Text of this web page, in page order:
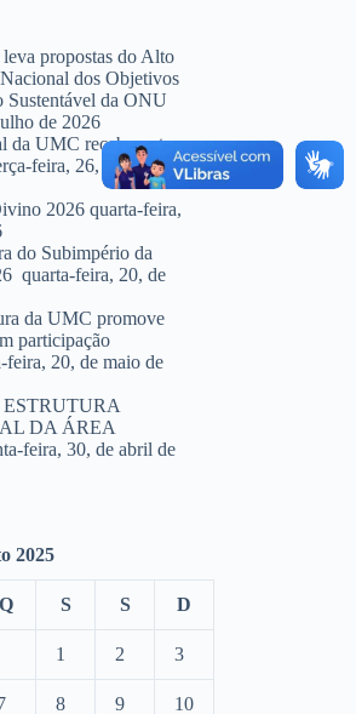
propostas do Alto
dos Objetivos
Sustentável da ONU
de 2026
da UMC recebe nota
feira, 26, de maio de
2026 quarta-feira,
do Subimpério da
quarta-feira, 20, de
da UMC promove
participação
feira, 20, de maio de
DA ÁREA
feira, 30, de abril de
2025
Q S S D
1 2 3
8 9 10